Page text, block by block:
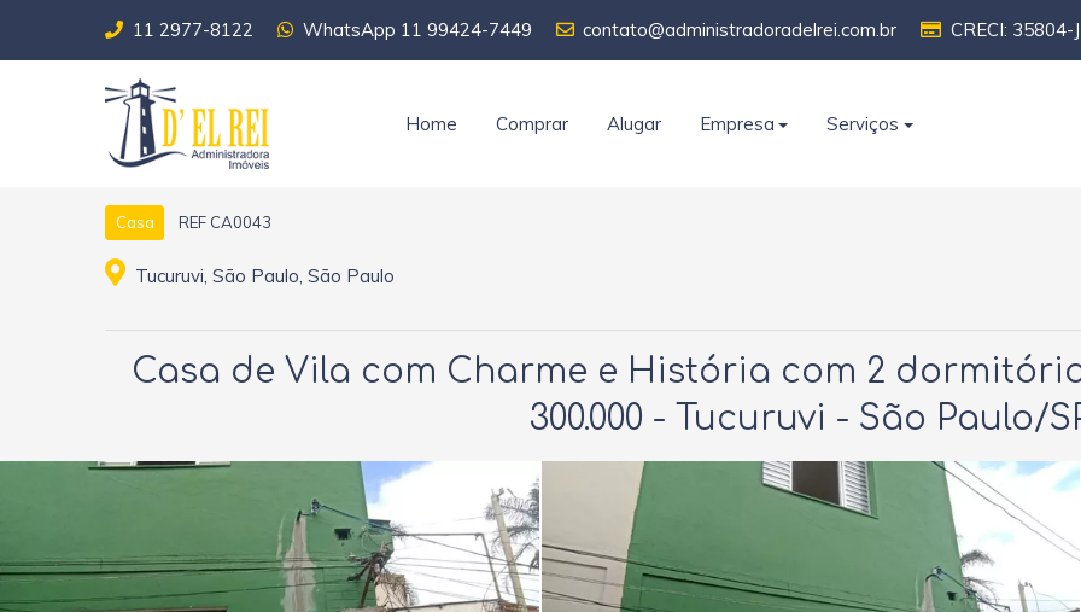
11 2977-8122 WhatsApp 11 99424-7449 contato@administradoradelrei.com.br CRECI: 35804-J
Home Comprar Alugar Empresa Serviços
Casa REF CA0043
Tucuruvi, São Paulo, São Paulo
Casa de Vila com Charme e História com 2
300.000 - Tucuruvi - São Paulo/